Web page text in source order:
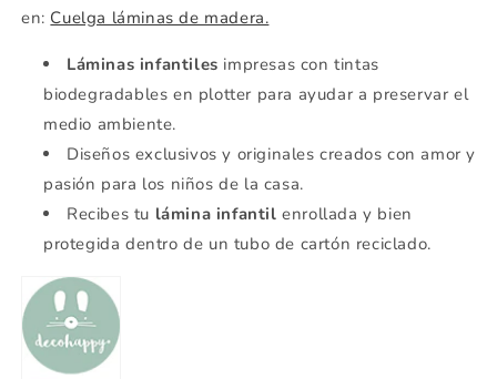
en: Cuelga láminas de madera.
Láminas infantiles impresas con tintas
biodegradables en plotter para ayudar a preservar el
medio ambiente.
Diseños exclusivos y originales creados con amor y
pasión para los niños de la casa.
Recibes tu lámina infantil enrollada y bien
protegida dentro de un tubo de cartón reciclado.